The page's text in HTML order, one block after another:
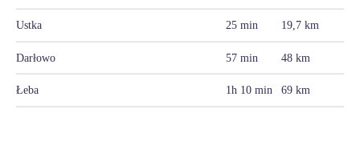
Ustka 25 min 19,7 km
Darłowo 57 min 48 km
Łeba 1h 10 min 69 km